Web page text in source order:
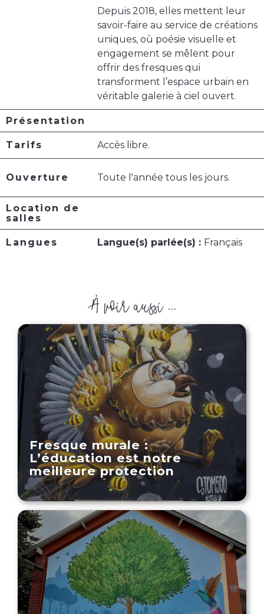
Depuis 2018, elles mettent leur
savoir-faire au service de créations
uniques, où poésie visuelle et
engagement se mêlent pour
offrir des fresques qui
transforment l’espace urbain en
véritable galerie à ciel ouvert.
Présentation
Tarifs Accès libre.
Ouverture Toute l'année tous les jours.
Location de
salles
Langues Langue(s) parlée(s) : Français
À voir aussi ...
Fresque murale :
L’éducation est notre
meilleure protection